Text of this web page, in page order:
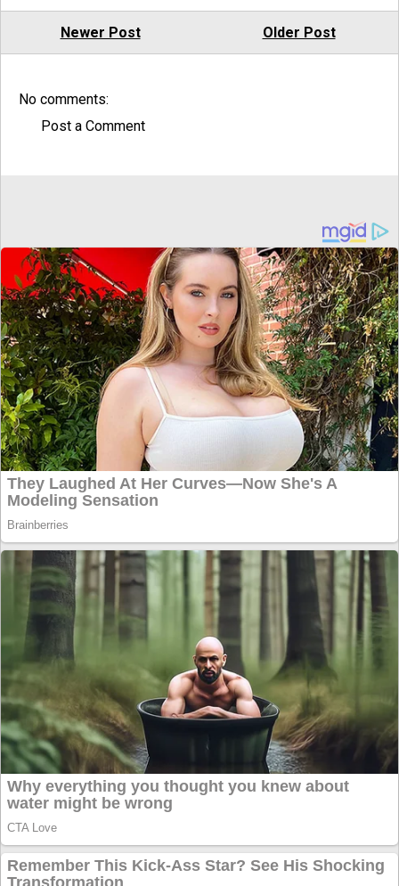
Newer Post Older Post
No comments:
Post a Comment